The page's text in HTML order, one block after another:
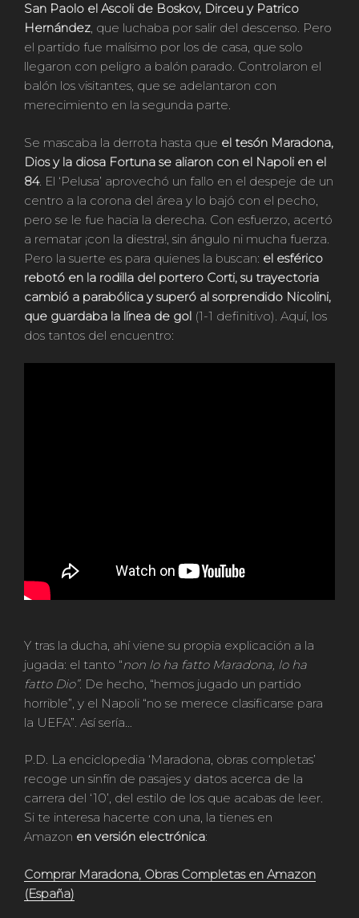
San Paolo el Ascoli de Boskov, Dirceu y Patrico
Hernández, que luchaba por salir del descenso. Pero
el partido fue malísimo por los de casa, que solo
llegaron con peligro a balón parado. Controlaron el
balón los visitantes, que se adelantaron con
merecimiento en la segunda parte.
Se mascaba la derrota hasta que el tesón Maradona,
Dios y la diosa Fortuna se aliaron con el Napoli en el
84. El ‘Pelusa’ aprovechó un fallo en el despeje de un
centro a la corona del área y lo bajó con el pecho,
pero se le fue hacia la derecha. Con esfuerzo, acertó
a rematar ¡con la diestra!, sin ángulo ni mucha fuerza.
Pero la suerte es para quienes la buscan: el esférico
rebotó en la rodilla del portero Corti, su trayectoria
cambió a parabólica y superó al sorprendido Nicolini,
que guardaba la línea de gol (1-1 definitivo). Aquí, los
dos tantos del encuentro:
Y tras la ducha, ahí viene su propia explicación a la
jugada: el tanto “non lo ha fatto Maradona, lo ha
fatto Dio”. De hecho, “hemos jugado un partido
horrible”, y el Napoli “no se merece clasificarse para
la UEFA”. Así sería…
P.D. La enciclopedia ‘Maradona, obras completas’
recoge un sinfín de pasajes y datos acerca de la
carrera del ‘10’, del estilo de los que acabas de leer.
Si te interesa hacerte con una, la tienes en
Amazon en versión electrónica:
Comprar Maradona, Obras Completas en Amazon
(España)